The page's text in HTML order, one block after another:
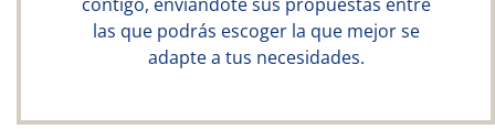
las que podrás escoger la que mejor se
adapte a tus necesidades.